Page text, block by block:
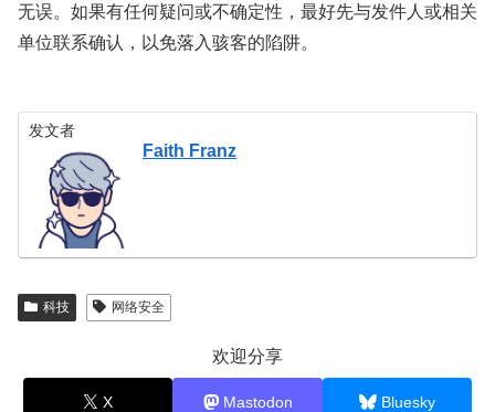
无误。如果有任何疑问或不确定性，最好先与发件人或相关
单位联系确认，以免落入骇客的陷阱。
发文者
Faith Franz
科技 网络安全
欢迎分享
X Mastodon Bluesky